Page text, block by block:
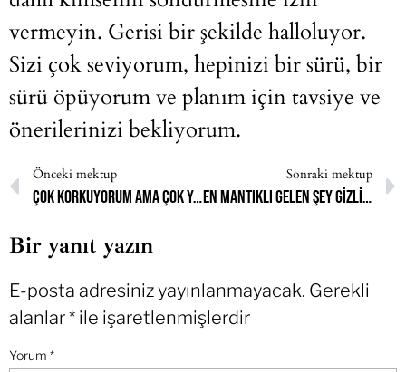
vermeyin. Gerisi bir şekilde halloluyor.
Sizi çok seviyorum, hepinizi bir sürü, bir
sürü öpüyorum ve planım için tavsiye ve
önerilerinizi bekliyorum.
Önceki mektup
Çok korkuyorum ama çok yaşıyor hissediyorum
Sonraki mektup
En mantıklı gelen şey gizli açılmak
Bir yanıt yazın
E-posta adresiniz yayınlanmayacak. Gerekli
alanlar* ile işaretlenmişlerdir
Yorum *